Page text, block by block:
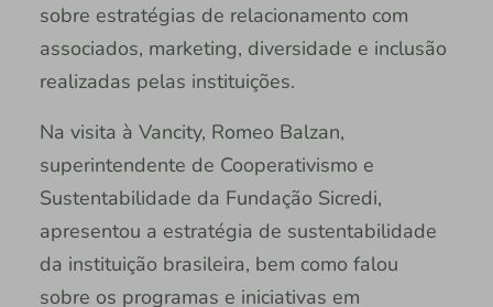
sobre estratégias de relacionamento com
associados, marketing, diversidade e inclusão
realizadas pelas instituições.
Na visita à Vancity, Romeo Balzan,
superintendente de Cooperativismo e
Sustentabilidade da Fundação Sicredi,
apresentou a estratégia de sustentabilidade
da instituição brasileira, bem como falou
sobre os programas e iniciativas em